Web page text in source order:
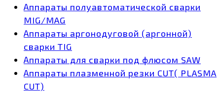
Аппараты полуавтоматической сварки
MIG/MAG
Аппараты аргонодуговой (аргонной)
сварки TIG
Аппараты для сварки под флюсом SAW
Аппараты плазменной резки CUT( PLASMA
CUT)